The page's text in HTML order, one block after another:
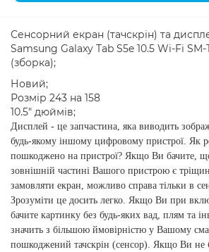
Сенсорний екран (тачскрін) та
Samsung Galaxy Tab S5e 10.5 Wi-Fi
(зборка);
Новий;
Розмір 243 на 158
10.5" дюймів;
Дисплей - це запчастина, яка виводить
будь-якому іншому цифровому пристрої. Як
пошкоджено на пристрої? Якщо Ви бачите,
зовнішній частині Вашого пристрою є
замовляти екран, можливо справа тільки в
Зрозуміти це досить легко. Якщо Ви при
бачите картинку без будь-яких вад, плям та
значить з більшою ймовірністю у Вашому
пошкоджений тачскрін (сенсор). Якщо Ви не